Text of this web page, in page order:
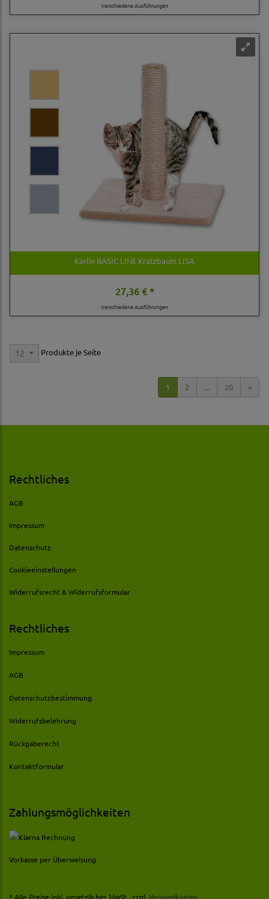
Verschiedene Ausführungen
Karlie BASIC LINE Kratzbaum LISA
27,36 € *
Verschiedene Ausführungen
12 Produkte je Seite
1 2 ... 20 »
Rechtliches
AGB
Impressum
Datenschutz
Cookieeinstellungen
Widerrufsrecht & Widerrufsformular
Rechtliches
Impressum
AGB
Datenschutzbestimmung
Widerrufsbelehrung
Rückgaberecht
Kontaktformular
Zahlungsmöglichkeiten
Vorkasse per Überweisung
* Alle Preise inkl. gesetzlicher MwSt., zzgl. Versandkosten